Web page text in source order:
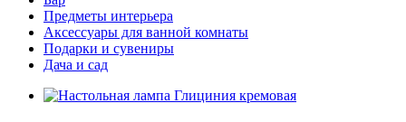
Предметы интерьера
Аксессуары для ванной комнаты
Подарки и сувениры
Дача и сад